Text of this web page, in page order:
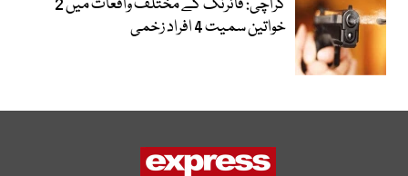
کراچی: فائرنگ کے مختلف واقعات میں 2
خواتین سمیت 4 افراد زخمی